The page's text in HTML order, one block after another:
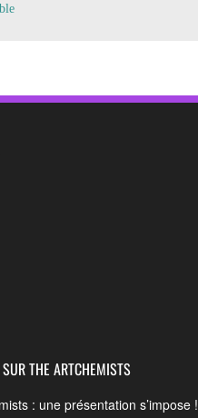
ble
THE ARTCHEMISTS
: une présentation s’impose !